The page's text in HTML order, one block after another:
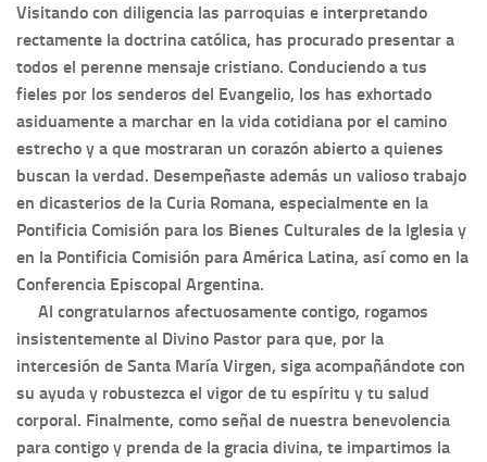
Visitando con diligencia las parroquias e interpretando
rectamente la doctrina católica, has procurado presentar a
todos el perenne mensaje cristiano. Conduciendo a tus
fieles por los senderos del Evangelio, los has exhortado
asiduamente a marchar en la vida cotidiana por el camino
estrecho y a que mostraran un corazón abierto a quienes
buscan la verdad. Desempeñaste además un valioso trabajo
en dicasterios de la Curia Romana, especialmente en la
Pontificia Comisión para los Bienes Culturales de la Iglesia y
en la Pontificia Comisión para América Latina, así como en la
Conferencia Episcopal Argentina.
Al congratularnos afectuosamente contigo, rogamos
insistentemente al Divino Pastor para que, por la
intercesión de Santa María Virgen, siga acompañándote con
su ayuda y robustezca el vigor de tu espíritu y tu salud
corporal. Finalmente, como señal de nuestra benevolencia
para contigo y prenda de la gracia divina, te impartimos la